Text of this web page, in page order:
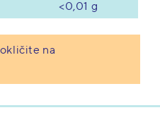
<0,01 g
na